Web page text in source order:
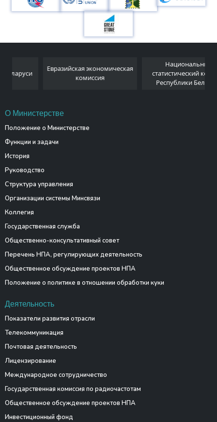
Евразийская экономическая
Национальный
статистический комитет
Республики Беларусь
О Министерстве
Положение о Министерстве
Функции и задачи
История
Руководство
Структура управления
Организации системы Минсвязи
Коллегия
Государственная служба
Общественно-консультативный совет
Перечень НПА, регулирующих деятельность
Общественное обсуждение проектов НПА
Положение о политике в отношении обработки куки
Деятельность
Показатели развития отрасли
Телекоммуникация
Почтовая деятельность
Лицензирование
Международное сотрудничество
Государственная комиссия по радиочастотам
Общественное обсуждение проектов НПА
Инвестиционный фонд